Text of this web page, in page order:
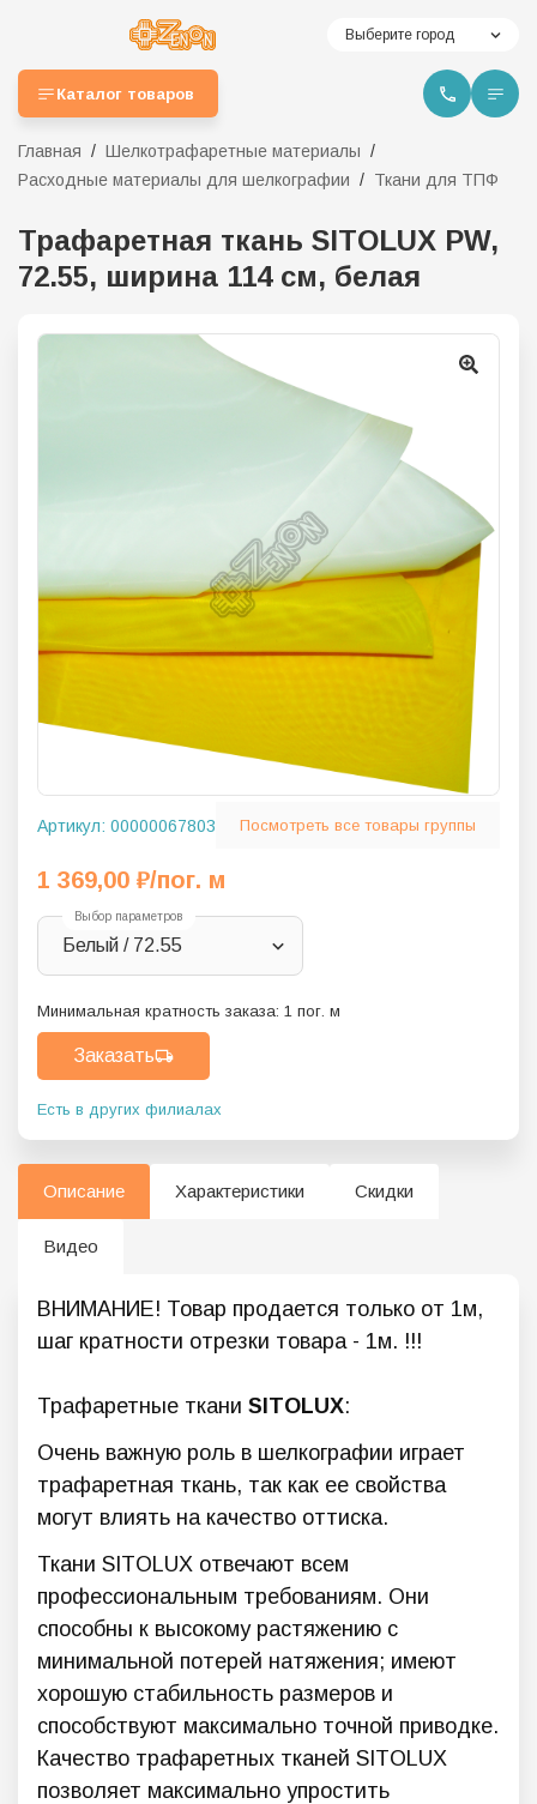
Выберите город
Каталог товаров
Главная
Шелкотрафаретные материалы
Расходные материалы для шелкографии
Ткани для ТПФ
Трафаретная ткань SITOLUX PW,
72.55, ширина 114 см, белая
Артикул: 00000067803 Посмотреть все товары группы
1 369,00 ₽/пог. м
Выбор параметров
Белый / 72.55
Минимальная кратность заказа: 1 пог. м
Заказать
Есть в других филиалах
Описание Характеристики Скидки
Видео
ВНИМАНИЕ! Товар продается только от 1м,
шаг кратности отрезки товара - 1м. !!!
Трафаретные ткани SITOLUX:
Очень важную роль в шелкографии играет
трафаретная ткань, так как ее свойства
могут влиять на качество оттиска.
Ткани SITOLUX отвечают всем
профессиональным требованиям. Они
способны к высокому растяжению с
минимальной потерей натяжения; имеют
хорошую стабильность размеров и
способствуют максимально точной приводке.
Качество трафаретных тканей SITOLUX
позволяет максимально упростить